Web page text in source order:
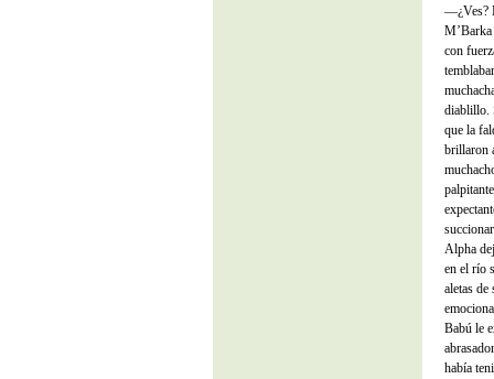
—¿Ves?
con
diablillo.
que la
brillaron
Alpha
en el río
aletas
Babú le
había